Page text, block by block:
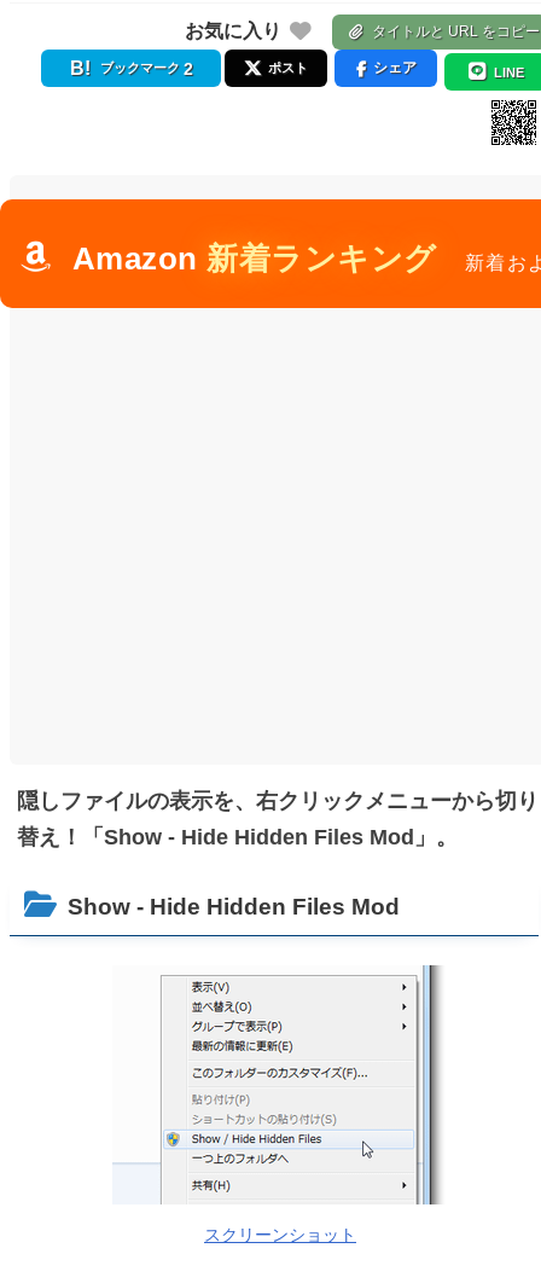
お気に入り タイトルと URL をコピー
ブックマーク 2 ポスト シェア LINE
Amazon 新着ランキング 新着お
隠しファイルの表示を、右クリックメニューから切り
替え！「Show - Hide Hidden Files Mod」。
Show - Hide Hidden Files Mod
スクリーンショット